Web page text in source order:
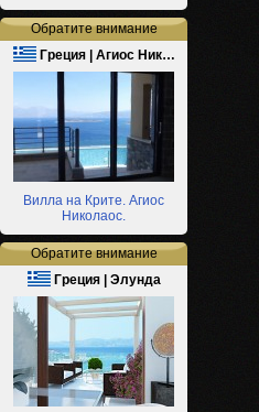
Обратите внимание
Греция | Агиос Ник…
Вилла на Крите. Агиос
Николаос.
Обратите внимание
Греция | Элунда